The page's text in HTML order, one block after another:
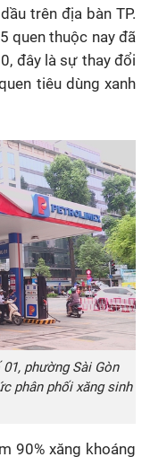
trên địa bàn TP.
quen thuộc nay đã
đây là sự thay đổi
tiêu dùng xanh
phường Sài Gòn
phân phối xăng sinh
90% xăng khoáng